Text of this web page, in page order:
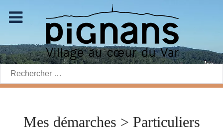
Rechercher:
Mes démarches > Particuliers